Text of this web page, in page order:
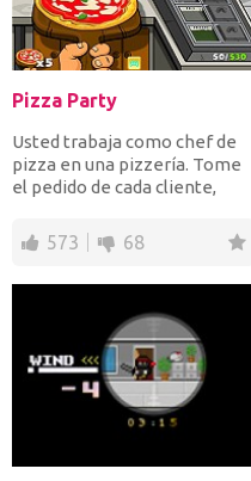
Pizza Party
Usted trabaja como chef de
pizza en una pizzería. Tome
el pedido de cada cliente,
573 68